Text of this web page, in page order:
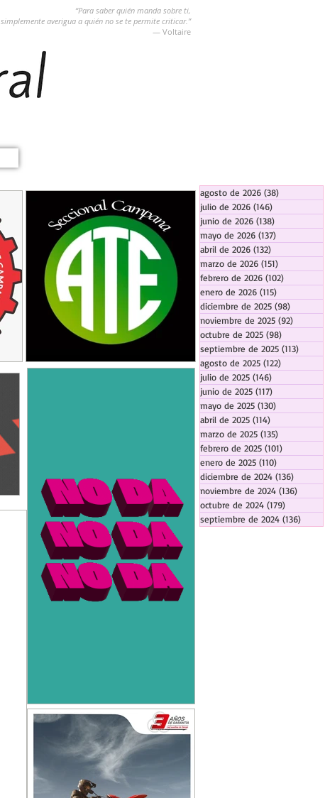
“Para saber quién manda sobre ti,
simplemente averigua a quién no se te permite criticar.”
― Voltaire
agosto de 2026 (38)
julio de 2026 (146)
junio de 2026 (138)
mayo de 2026 (137)
abril de 2026 (132)
marzo de 2026 (151)
febrero de 2026 (102)
enero de 2026 (115)
diciembre de 2025 (98)
noviembre de 2025 (92)
octubre de 2025 (98)
septiembre de 2025 (113)
agosto de 2025 (122)
julio de 2025 (146)
junio de 2025 (117)
mayo de 2025 (130)
abril de 2025 (114)
marzo de 2025 (135)
febrero de 2025 (101)
enero de 2025 (110)
diciembre de 2024 (136)
noviembre de 2024 (136)
octubre de 2024 (179)
septiembre de 2024 (136)